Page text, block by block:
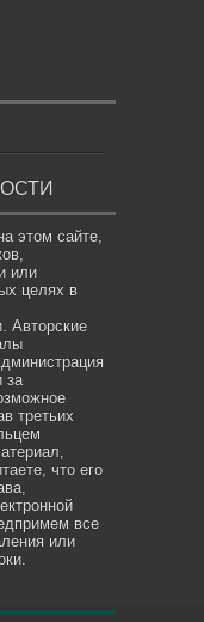
этом сайте,
или
целях в
Авторские
за
третьих
что его
все
или